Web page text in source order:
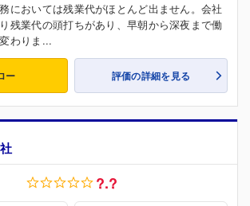
においては残業代がほとんど出ません。会社
残業代の頭打ちがあり、早朝から深夜まで働
わりま...
ー 評価の詳細を見る
?.?